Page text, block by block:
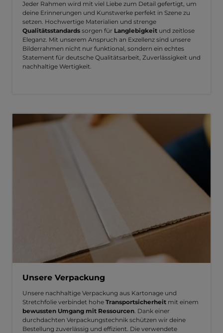
Jeder Rahmen wird mit viel Liebe zum Detail gefertigt, um
deine Erinnerungen und Kunstwerke perfekt in Szene zu
setzen. Hochwertige Materialien und strenge
Qualitätsstandards sorgen für Langlebigkeit und zeitlose
Eleganz. Mit unserem Anspruch an Exzellenz sind unsere
Bilderrahmen nicht nur funktional, sondern ein echtes
Statement für deutsche Qualitätsarbeit, Zuverlässigkeit und
nachhaltige Wertigkeit.
Unsere Verpackung
Unsere nachhaltige Verpackung aus Kartonage und
Stretchfolie verbindet hohe Transportsicherheit mit einem
bewussten Umgang mit Ressourcen . Dank einer
durchdachten Verpackungstechnik schützen wir deine
Bestellung zuverlässig und effizient. Die verwendete